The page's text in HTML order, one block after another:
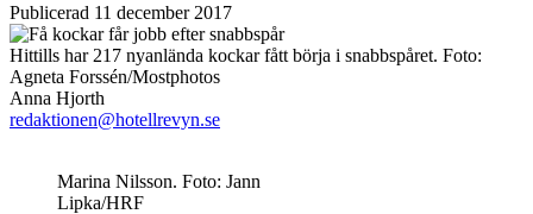
Publicerad 11 december 2017
Hittills har 217 nyanlända kockar fått börja i snabbspåret. Foto:
Agneta Forssén/Mostphotos
Anna Hjorth
redaktionen@hotellrevyn.se
Marina Nilsson. Foto: Jann
Lipka/HRF